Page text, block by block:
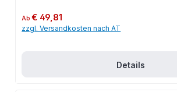
Regulärer Preis:
Ab€ 49,81
zzgl. Versandkosten nach AT
Details